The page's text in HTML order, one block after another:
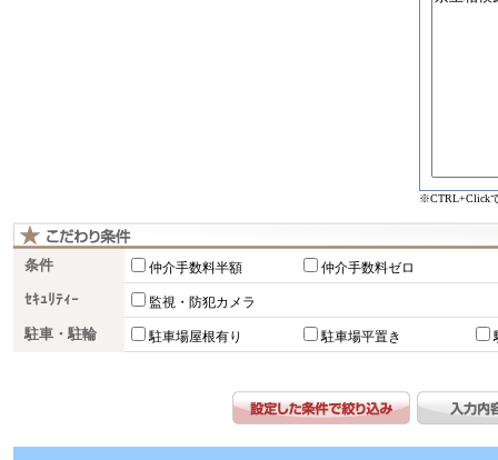
※CTRL+Click
条件 仲介手数料半額 仲介手数料ゼロ
ｾｷｭﾘﾃｨｰ 監視・防犯カメラ
駐車・駐輪 駐車場屋根有り 駐車場平置き